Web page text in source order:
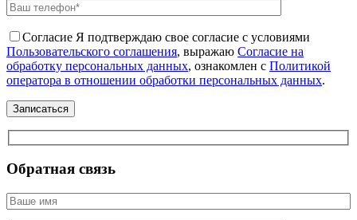
Согласие Я подтверждаю свое согласие с условиями
Пользовательского соглашения, выражаю Согласие на
обработку персональных данных, ознакомлен с Политикой
оператора в отношении обработки персональных данных.
Обратная связь